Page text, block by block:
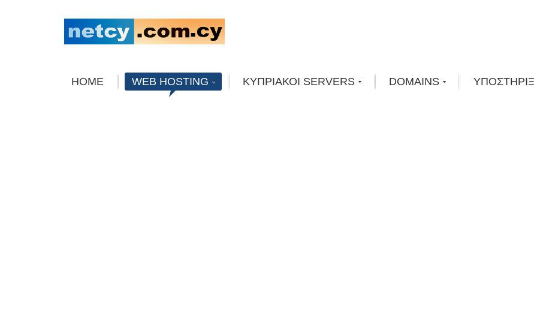
HOME WEB HOSTING ΚΥΠΡΙΑΚΟΙ SERVERS DOMAINS